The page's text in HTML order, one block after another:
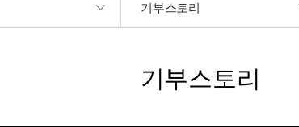
기부스토리
기부스토리